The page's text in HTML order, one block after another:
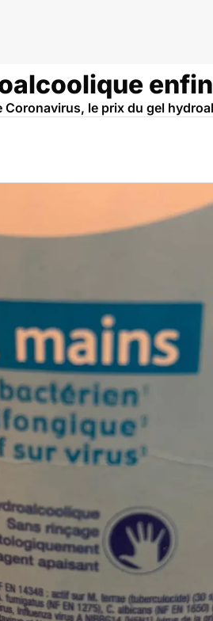
le prix du gel